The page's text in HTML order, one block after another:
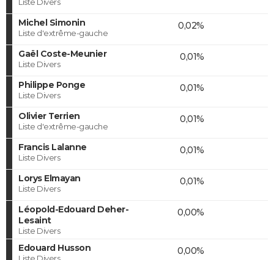
Michel Simonin
Liste d'extrême-gauche
0,02%
Gaël Coste-Meunier
Liste Divers
0,01%
Philippe Ponge
Liste Divers
0,01%
Olivier Terrien
Liste d'extrême-gauche
0,01%
Francis Lalanne
Liste Divers
0,01%
Lorys Elmayan
Liste Divers
0,01%
Léopold-Edouard Deher-
Lesaint
Liste Divers
0,00%
Edouard Husson
Liste Divers
0,00%